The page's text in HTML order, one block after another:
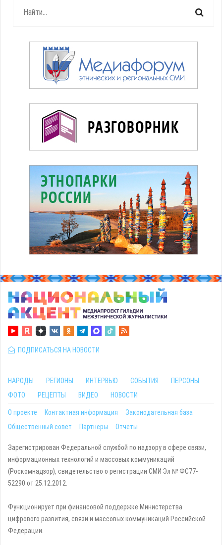
ПОДПИСАТЬСЯ НА НОВОСТИ
НАРОДЫ РЕГИОНЫ ИНТЕРВЬЮ СОБЫТИЯ
ПЕРСОНЫ
ФОТО
РЕЦЕПТЫ ВИДЕО НОВОСТИ
О проекте Контактная информация
Законодательная база
Общественный совет
Партнеры Отчеты
Зарегистрирован Федеральной службой по надзору в сфере связи,
информационных технологий и массовых коммуникаций
(Роскомнадзор), свидетельство о регистрации СМИ Эл № ФС77-
52290 от 25.12.2012.
Функционирует при финансовой поддержке Министерства
цифрового развития, связи и массовых коммуникаций Российской
Федерации.